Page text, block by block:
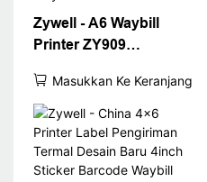
Zywell - A6 Waybill
Printer ZY909
Tinta Label Termal
Printer Bluetooth Way
Printer Bill Printer
Masukkan Ke Keranjang